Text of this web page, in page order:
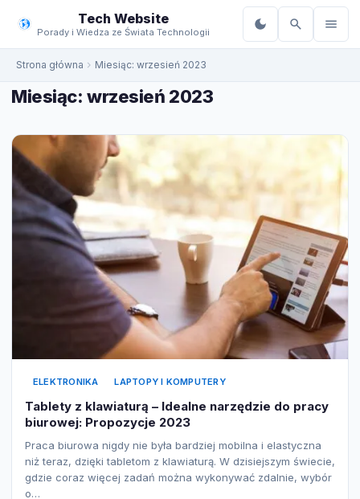
treści
Tech Website
Porady i Wiedza ze Świata Technologii
Strona główna Miesiąc: wrzesień 2023
Miesiąc:wrzesień 2023
ELEKTRONIKA LAPTOPY I KOMPUTERY
Tablety z klawiaturą – Idealne narzędzie do pracy
biurowej: Propozycje 2023
Praca biurowa nigdy nie była bardziej mobilna i elastyczna
niż teraz, dzięki tabletom z klawiaturą. W dzisiejszym świecie,
gdzie coraz więcej zadań można wykonywać zdalnie, wybór
o…